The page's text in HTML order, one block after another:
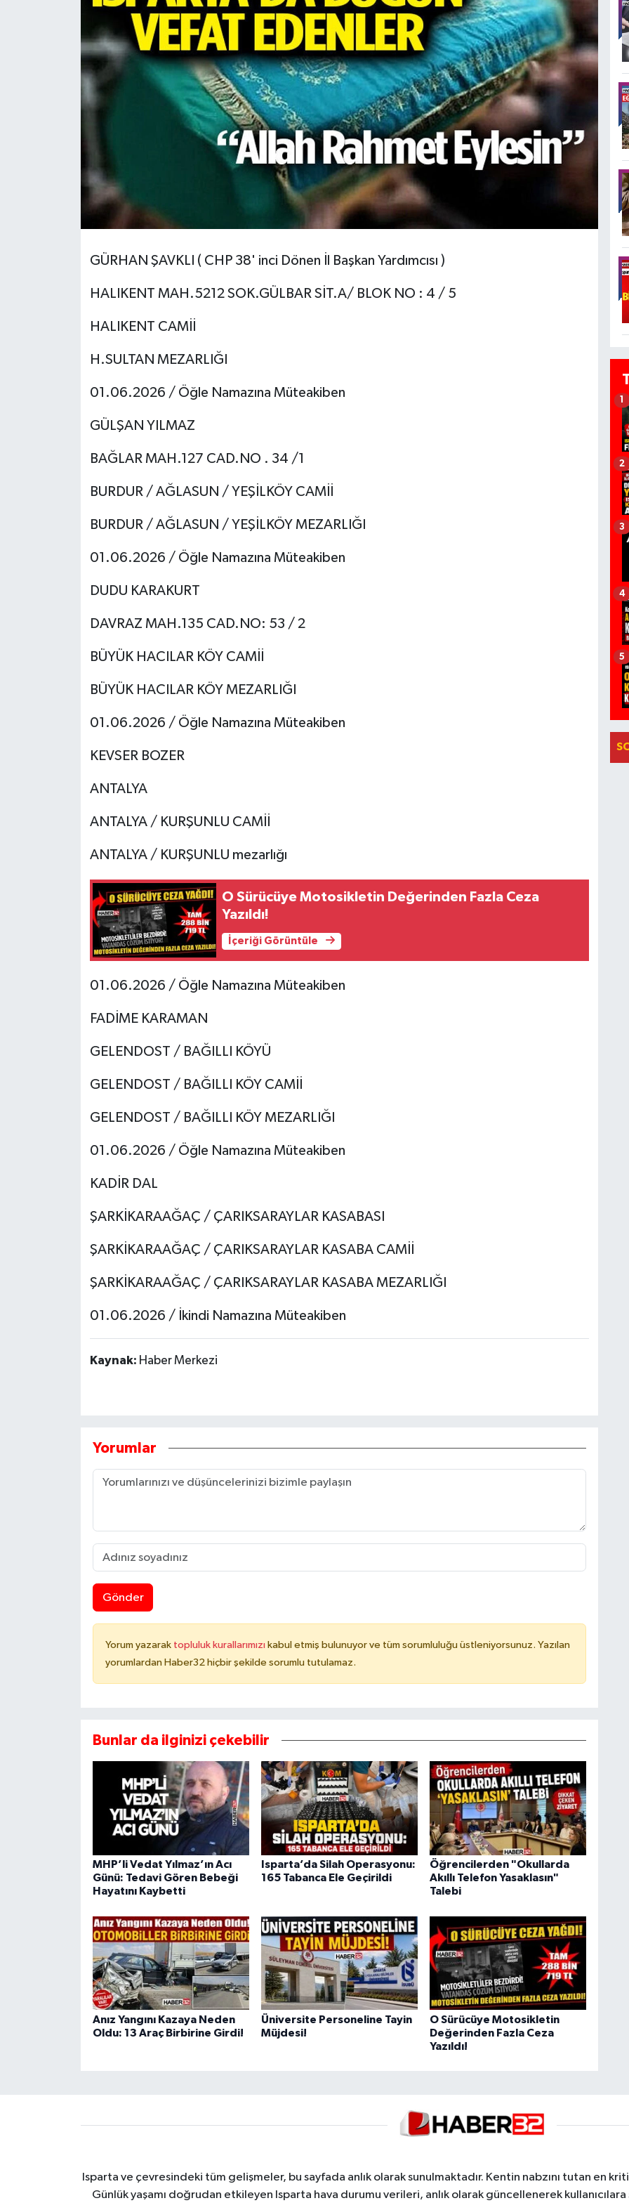
GÜRHAN ŞAVKLI ( CHP 38' inci Dönen İl Başkan Yardımcısı )
HALIKENT MAH.5212 SOK.GÜLBAR SİT.A/ BLOK NO : 4 / 5
HALIKENT CAMİİ
H.SULTAN MEZARLIĞI
01.06.2026 / Öğle Namazına Müteakiben
GÜLŞAN YILMAZ
BAĞLAR MAH.127 CAD.NO . 34 /1
BURDUR / AĞLASUN / YEŞİLKÖY CAMİİ
BURDUR / AĞLASUN / YEŞİLKÖY MEZARLIĞI
01.06.2026 / Öğle Namazına Müteakiben
DUDU KARAKURT
DAVRAZ MAH.135 CAD.NO: 53 / 2
BÜYÜK HACILAR KÖY CAMİİ
BÜYÜK HACILAR KÖY MEZARLIĞI
01.06.2026 / Öğle Namazına Müteakiben
KEVSER BOZER
ANTALYA
ANTALYA / KURŞUNLU CAMİİ
ANTALYA / KURŞUNLU mezarlığı
O Sürücüye Motosikletin Değerinden Fazla Ceza
Yazıldı!
İçeriği Görüntüle
01.06.2026 / Öğle Namazına Müteakiben
FADİME KARAMAN
GELENDOST / BAĞILLI KÖYÜ
GELENDOST / BAĞILLI KÖY CAMİİ
GELENDOST / BAĞILLI KÖY MEZARLIĞI
01.06.2026 / Öğle Namazına Müteakiben
KADİR DAL
ŞARKİKARAAĞAÇ / ÇARIKSARAYLAR KASABASI
ŞARKİKARAAĞAÇ / ÇARIKSARAYLAR KASABA CAMİİ
ŞARKİKARAAĞAÇ / ÇARIKSARAYLAR KASABA MEZARLIĞI
01.06.2026 / İkindi Namazına Müteakiben
Kaynak: Haber Merkezi
Yorumlar
Gönder
Yorum yazarak topluluk kurallarımızı kabul etmiş bulunuyor ve tüm sorumluluğu üstleniyorsunuz. Yazılan
yorumlardan Haber32 hiçbir şekilde sorumlu tutulamaz.
Bunlar da ilginizi çekebilir
MHP’li Vedat Yılmaz’ın Acı
Günü: Tedavi Gören Bebeği
Hayatını Kaybetti
Isparta’da Silah Operasyonu:
165 Tabanca Ele Geçirildi
Öğrencilerden "Okullarda
Akıllı Telefon Yasaklasın"
Talebi
Anız Yangını Kazaya Neden
Oldu: 13 Araç Birbirine Girdi!
Üniversite Personeline Tayin
Müjdesi!
O Sürücüye Motosikletin
Değerinden Fazla Ceza
Yazıldı!
1
2
3
4
5
Isparta ve çevresindeki tüm gelişmeler, bu sayfada anlık olarak sunulmaktadır. Kentin nabzını tutan en
Günlük yaşamı doğrudan etkileyen Isparta hava durumu verileri, anlık olarak güncellenerek
HABERDE İNSAN
KÜLTÜR SANAT
POLİTİKA